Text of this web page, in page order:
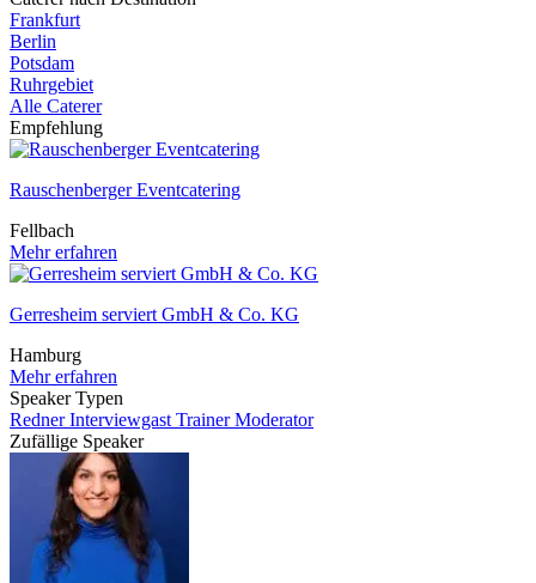
Frankfurt
Berlin
Potsdam
Ruhrgebiet
Alle Caterer
Empfehlung
Rauschenberger Eventcatering
Fellbach
Mehr erfahren
Gerresheim serviert GmbH & Co. KG
Hamburg
Mehr erfahren
Speaker Typen
RednerInterviewgast TrainerModerator
Zufällige Speaker